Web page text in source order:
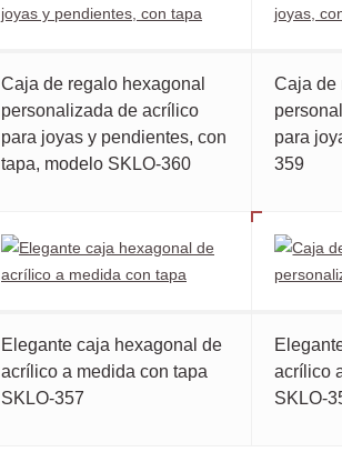
Caja de regalo hexagonal
personalizada de acrílico
para joyas y pendientes, con
tapa, modelo SKLO-360
Caja de
para
359
Elegante caja hexagonal de
acrílico a medida con tapa
SKLO-357
acrílico
SKLO-